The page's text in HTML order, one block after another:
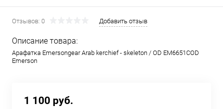
Отзывов: 0 Добавить отзыв
Описание товара:
Арафатка Emersongear Arab kerchief - skeleton / OD EM6651COD
Emerson
1 100 руб.